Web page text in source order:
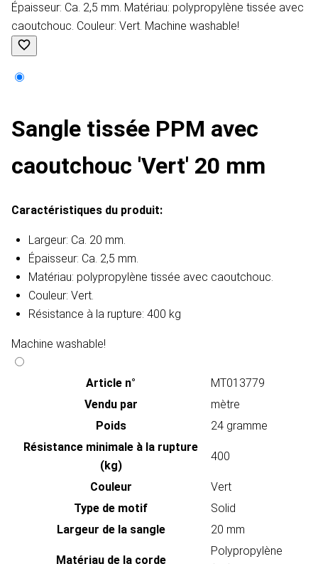
Épaisseur: Ca. 2,5 mm. Matériau: polypropylène tissée avec
caoutchouc. Couleur: Vert. Machine washable!
Sangle tissée PPM avec
caoutchouc 'Vert' 20 mm
Caractéristiques du produit​:
Largeur: Ca. 20 mm.
Épaisseur: Ca. 2,5 mm.
Matériau: polypropylène tissée avec caoutchouc.
Couleur: Vert.
Résistance à la rupture: 400 kg
Machine washable!
Article n°
MT013779
Vendu par
mètre
Poids
24 gramme
Résistance minimale à la rupture
(kg)
400
Couleur
Vert
Type de motif
Solid
Largeur de la sangle
20 mm
Matériau de la corde
Polypropylène